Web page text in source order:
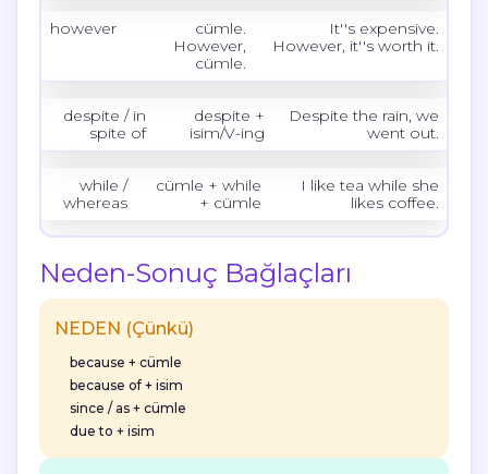
however
cümle.
However,
cümle.
It''s expensive.
However, it''s worth it.
despite / in
spite of
despite +
isim/V-ing
Despite the rain, we
went out.
while /
whereas
cümle + while
+ cümle
I like tea while she
likes coffee.
Neden-Sonuç Bağlaçları
NEDEN (Çünkü)
because + cümle
because of + isim
since / as + cümle
due to + isim